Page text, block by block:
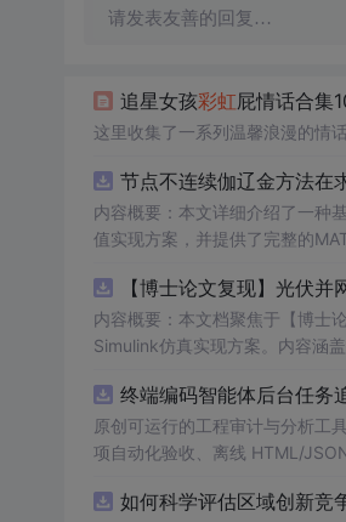
请发表友善的回复…
追星女孩彩虹屁情话合集
这里收集了一系列温馨浪漫的情
节点不连续伽辽金方法在
内容概要：本文详细介绍了一种
值实现方案，并提供了完整的
AB环境中实现该数值方法，并辅
者在夯实理论基础的同时勇于探索新思路。; 适合人群：具备偏微分方程数值解法基础知识、熟悉
学、物理建模及相关领域的研究生、科研人员及工程技术开发者
拟、守恒律方程求解等科研项目中的扩展与改进； 阅读建议：建议读者结合经典数值分析
行所附MATLAB代码，通过调整
理解。
内容概要：本文档聚焦于【博士
Simulink仿真实现方案。内容涵
助读者掌握新能源并网系统稳定
k环境，从事新能源发电、并网
伏并网逆变器阻抗建模与稳定
资源以博士论文级别的科研内容
终端编码智能体后台任务
原创可运行的工程审计与分析工
项自动化验收、离线 HTML/
示与二次开发。运行方法：
如何科学评估区域创新竞